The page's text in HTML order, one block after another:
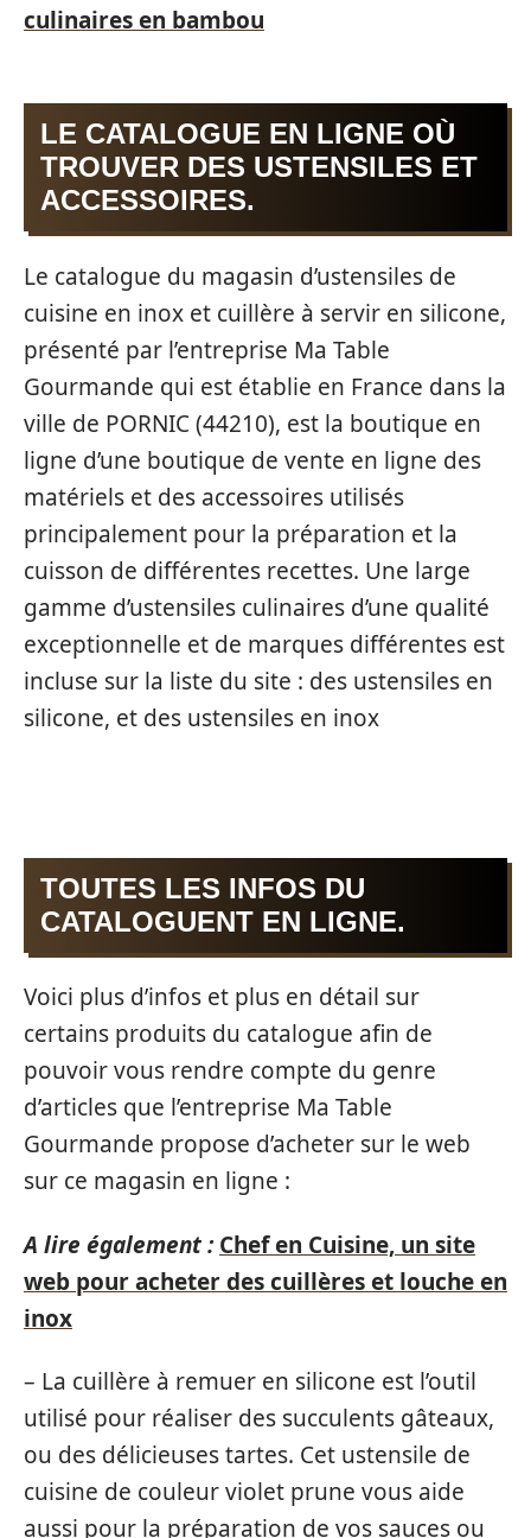
culinaires en bambou
LE CATALOGUE EN LIGNE OÙ
TROUVER DES USTENSILES ET
ACCESSOIRES.
Le catalogue du magasin d’ustensiles de
cuisine en inox et cuillère à servir en silicone,
présenté par l’entreprise Ma Table
Gourmande qui est établie en France dans la
ville de PORNIC (44210), est la boutique en
ligne d’une boutique de vente en ligne des
matériels et des accessoires utilisés
principalement pour la préparation et la
cuisson de différentes recettes. Une large
gamme d’ustensiles culinaires d’une qualité
exceptionnelle et de marques différentes est
incluse sur la liste du site : des ustensiles en
silicone, et des ustensiles en inox
TOUTES LES INFOS DU
CATALOGUENT EN LIGNE.
Voici plus d’infos et plus en détail sur
certains produits du catalogue afin de
pouvoir vous rendre compte du genre
d’articles que l’entreprise Ma Table
Gourmande propose d’acheter sur le web
sur ce magasin en ligne :
A lire également : Chef en Cuisine, un site
web pour acheter des cuillères et louche en
inox
– La cuillère à remuer en silicone est l’outil
utilisé pour réaliser des succulents gâteaux,
ou des délicieuses tartes. Cet ustensile de
cuisine de couleur violet prune vous aide
aussi pour la préparation de vos sauces ou